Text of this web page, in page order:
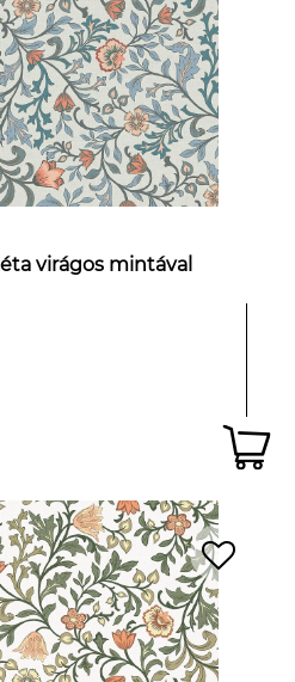
virágos mintával